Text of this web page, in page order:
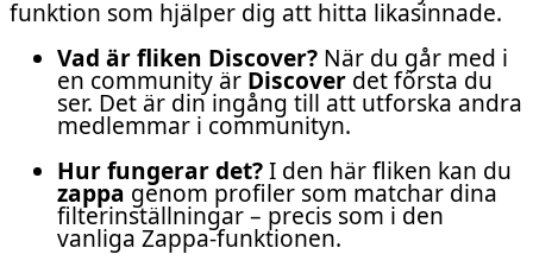
funktion som hjälper dig att hitta likasinnade.
Vad är fliken Discover? När du går med i
en community är Discover det första du
ser. Det är din ingång till att utforska andra
medlemmar i communityn.
Hur fungerar det?I den här fliken kan du
zappa genom profiler som matchar dina
filterinställningar – precis som i den
vanliga Zappa-funktionen.